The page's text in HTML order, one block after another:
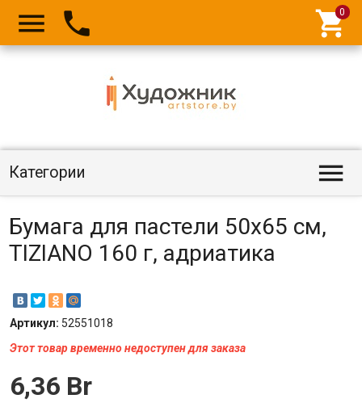
  
Категории 
Бумага для пастели 50х65 см,
TIZIANO 160 г, адриатика
Артикул: 52551018
Этот товар временно недоступен для заказа
6,36 Br